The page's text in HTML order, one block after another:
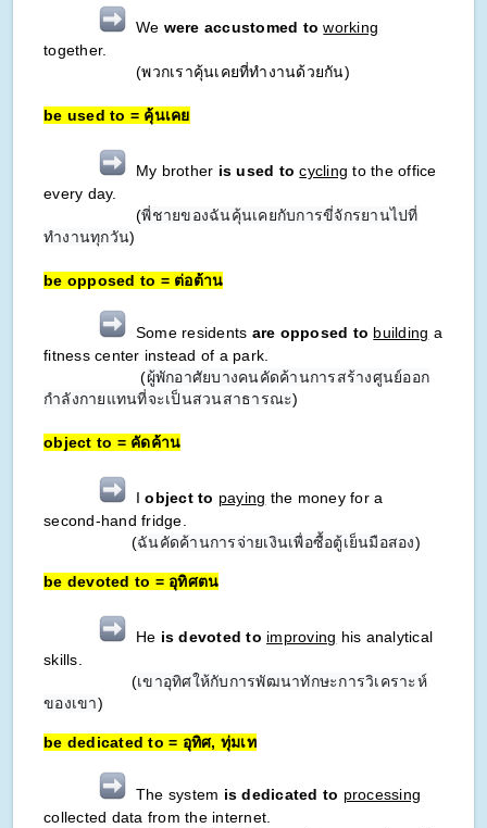
We were accustomed to working
together.
(พวกเราคุ้นเคยที่ทำงานด้วยกัน)
be used to = คุ้นเคย
My brother is used to cycling to the office
every day.
(พี่ชายของฉันคุ้นเคยกับการขี่จักรยานไปที่
ทำงานทุกวัน)
be opposed to = ต่อต้าน
Some residents are opposed to building a
fitness center instead of a park.
(ผู้พักอาศัยบางคนคัดค้านการสร้างศูนย์ออก
กำลังกายแทนที่จะเป็นสวนสาธารณะ)
object to = คัดค้าน
Iobject to paying the money for a
second-hand fridge.
(ฉันคัดค้านการจ่ายเงินเพื่อซื้อตู้เย็นมือสอง)
be devoted to = อุทิศตน
He is devoted to improving his analytical
skills.
(เขาอุทิศให้กับการพัฒนาทักษะการวิเคราะห์
ของเขา)
be dedicated to = อุทิศ, ทุ่มเท
The system is dedicated to processing
collected data from the internet.